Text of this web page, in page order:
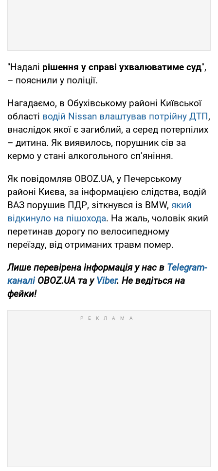
"Надалі рішення у справі ухвалюватиме суд",
– пояснили у поліції.
Нагадаємо, в Обухівському районі Київської
області водій Nissan влаштував потрійну ДТП,
внаслідок якої є загиблий, а серед потерпілих
– дитина. Як виявилось, порушник сів за
кермо у стані алкогольного сп’яніння.
Як повідомляв OBOZ.UA, у Печерському
районі Києва, за інформацією слідства, водій
ВАЗ порушив ПДР, зіткнувся із BMW, який
відкинуло на пішохода. На жаль, чоловік який
перетинав дорогу по велосипедному
переїзду, від отриманих травм помер.
Лише перевірена інформація у нас в Telegram-
каналіOBOZ.UA та уViber. Не ведіться на
фейки!